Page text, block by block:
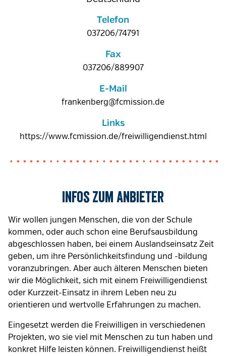
Telefon
037206/74791
Fax
037206/889907
E-Mail
frankenberg@fcmission.de
Links
https://www.fcmission.de/freiwilligendienst.html
Infos zum Anbieter
Wir wollen jungen Menschen, die von der Schule
kommen, oder auch schon eine Berufsausbildung
abgeschlossen haben, bei einem Auslandseinsatz Zeit
geben, um ihre Persönlichkeitsfindung und -bildung
voranzubringen. Aber auch älteren Menschen bieten
wir die Möglichkeit, sich mit einem Freiwilligendienst
oder Kurzzeit-Einsatz in ihrem Leben neu zu
orientieren und wertvolle Erfahrungen zu machen.
Eingesetzt werden die Freiwilligen in verschiedenen
Projekten, wo sie viel mit Menschen zu tun haben und
konkret Hilfe leisten können. Freiwilligendienst heißt